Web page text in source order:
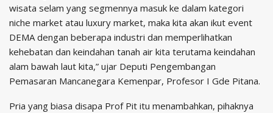
wisata selam yang segmennya masuk ke dalam kategori
niche market atau luxury market, maka kita akan ikut event
DEMA dengan beberapa industri dan memperlihatkan
kehebatan dan keindahan tanah air kita terutama keindahan
alam bawah laut kita,” ujar Deputi Pengembangan
Pemasaran Mancanegara Kemenpar, Profesor I Gde Pitana.
Pria yang biasa disapa Prof Pit itu menambahkan, pihaknya